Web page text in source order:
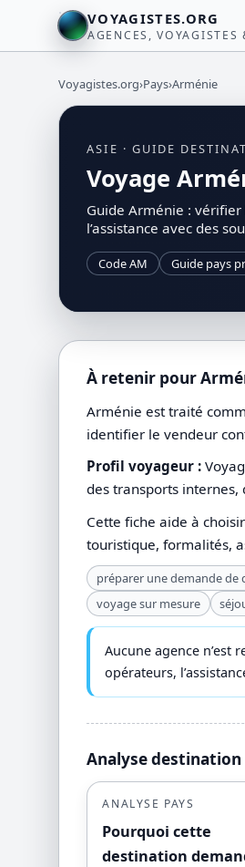
VOYAGISTES.ORG
AGENCES, VOYAGISTES
Voyagistes.org›Pays›Arménie
ASIE · GUIDE
Voyage
Guide Arménie :
l’assistance avec des
Code AM Guide pays
À retenir pour
Arménie est traité
identifier le vendeur
Profil voyageur :
des transports internes,
Cette fiche aide à
touristique, formalités,
préparer une demande de
voyage sur mesure
Aucune agence
opérateurs,
Analyse
ANALYSE PAYS
Pourquoi cette
destination